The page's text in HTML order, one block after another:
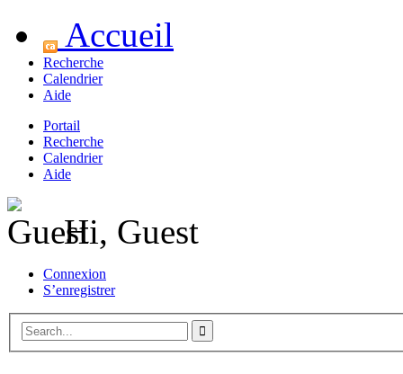
Accueil
Recherche
Calendrier
Aide
Portail
Recherche
Calendrier
Aide
Hi, Guest
Connexion
S’enregistrer